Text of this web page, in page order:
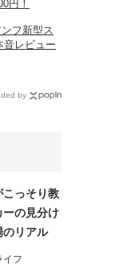
円！
フ新型ス
音レビュー
by
こっそり教
ーの見分け
のリアル
イフ